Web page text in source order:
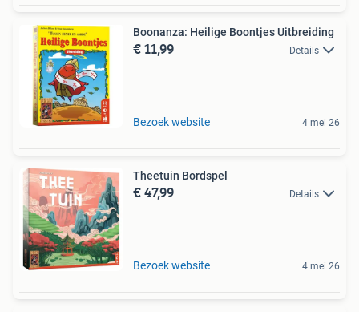
Boonanza: Heilige Boontjes Uitbreiding
€ 11,99 Details
Bezoek website 4 mei 26
Theetuin Bordspel
€ 47,99 Details
Bezoek website 4 mei 26